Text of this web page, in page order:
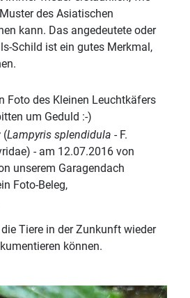
des Asiatischen
kann. Das angedeutete oder
Schild ist ein gutes Merkmal,
Foto des Kleinen Leuchtkäfers
um Geduld :-)
(Lampyris splendidula - F.
- am 12.07.2016 von
unserem Garagendach
Foto-Beleg,
Tiere in der Zunkunft wieder
können.